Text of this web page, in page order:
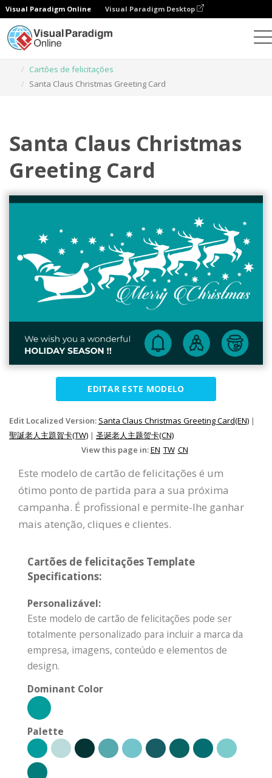
Visual Paradigm Online Visual Paradigm Desktop
Cartões de felicitações
Santa Claus Christmas Greeting Card
Santa Claus Christmas
Greeting Card
EDITAR ESTE MODELO
Edit Localized Version: Santa Claus Christmas Greeting Card(EN) |
聖誕老人主題賀卡(TW) | 圣诞老人主题贺卡(CN)
View this page in:EN TW CN
Este modelo de cartão de felicitações é um
ótimo ponto de partida para a sua próxima
campanha. É profissional e permite-lhe ganhar
mais atenção, cliques e clientes.
Cartões de felicitações Template
Specifications:
Personalizável:
Este modelo de cartão de felicitações pode ser
totalmente personalizado para incluir a marca da
empresa, imagens, conteúdo e elementos de
design.
Dominant Color
Palette